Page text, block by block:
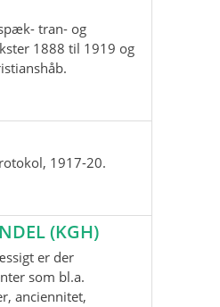
tran- og
1888 til 1919 og
1917-20.
(KGH)
er der
som bl.a.
anciennitet,